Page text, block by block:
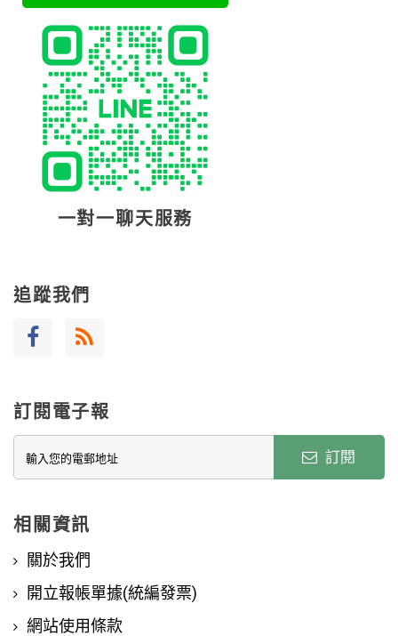
一對一聊天服務
追蹤我們
訂閱電子報
訂閱
相關資訊
關於我們
開立報帳單據(統編發票)
網站使用條款